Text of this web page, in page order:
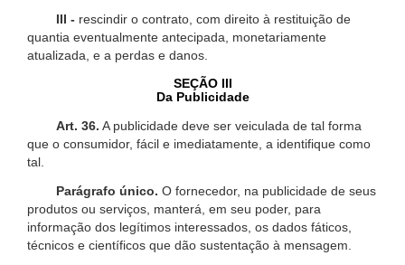
III - rescindir o contrato, com direito à restituição de
quantia eventualmente antecipada, monetariamente
atualizada, e a perdas e danos.
SEÇÃO III
Da Publicidade
Art. 36. A publicidade deve ser veiculada de tal forma
que o consumidor, fácil e imediatamente, a identifique como
tal.
Parágrafo único. O fornecedor, na publicidade de seus
produtos ou serviços, manterá, em seu poder, para
informação dos legítimos interessados, os dados fáticos,
técnicos e científicos que dão sustentação à mensagem.